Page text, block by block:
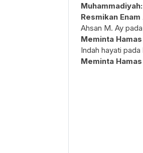
Resmikan
Ahsan M. Ay pada
Meminta
Indah hayati pada
Meminta